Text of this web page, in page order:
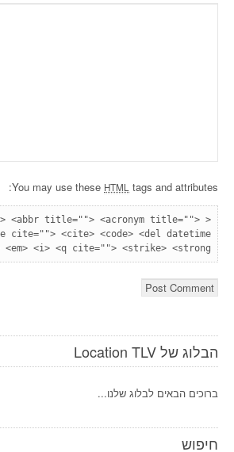
You may use these HTML tags and attributes:
<abbr title=""> <acronym title="">
cite=""> <cite> <code> <del datetime
<em> <i> <q cite=""> <strike> <strong>
הבלוג של Location TLV
ברוכים הבאים לבלוג שלנו...
חיפוש